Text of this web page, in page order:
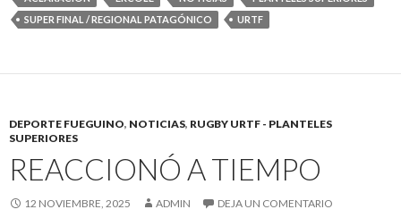
SUPER FINAL / REGIONAL PATAGÓNICO
URTF
DEPORTE FUEGUINO, NOTICIAS, RUGBY URTF - PLANTELES
SUPERIORES
REACCIONÓ A TIEMPO
12 NOVIEMBRE, 2025 ADMIN DEJA UN COMENTARIO